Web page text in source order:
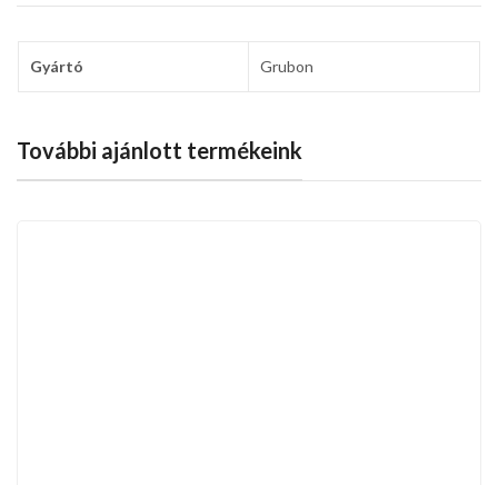
Gyártó Grubon
További ajánlott termékeink